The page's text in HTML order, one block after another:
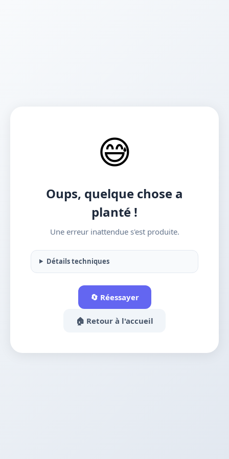
😅
Oups, quelque chose a
planté !
Une erreur inattendue s'est produite.
Détails techniques
🔄 Réessayer
🏠 Retour à l'accueil